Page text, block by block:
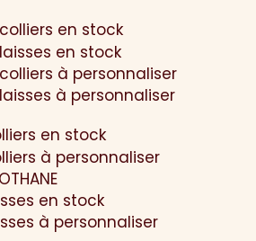
colliers en stock
laisses en stock
colliers à personnaliser
laisses à personnaliser
en stock
à personnaliser
en stock
à personnaliser